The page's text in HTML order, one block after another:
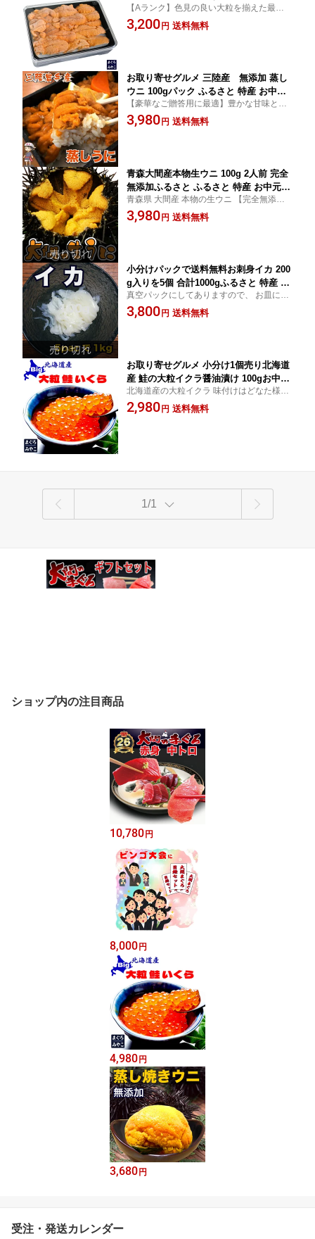
ト 内祝い お返し お祝い おもてなし 即
日発送 お取り寄せグルメ
【Aランク】色見の良い大粒を揃えた最上級
品です 【ミョウバンなし】お口にウニ本来
の甘味が広がります 【豪華な ウニの御重】
3,200 円 送料無料
お取り寄せグルメ 三陸産 無添加 蒸し
ウニ 100gパック ふるさと 特産 お中元
ギフト 内祝い お返し お祝い 即日発送
良い訳あり お土産 送料無料
【豪華なご贈答用に最適】豊かな甘味と旨
味の本場三陸産の蒸しウニ幻のあまちゃん
のウニ登場
3,980 円 送料無料
青森大間産本物生ウニ 100g 2人前 完全
無添加ふるさと ふるさと 特産 お中元
ギフト 御祝 内祝 お返し 誕生日 贈り物
即日発送 お取り寄せグルメ 本州送料無
青森県 大間産 本物の生ウニ 【完全無添
加】これが本当のウニの味 苦味の元（みょ
うばん）を使っていません 浜で食べるむき
3,980 円 送料無料
小分けパックで送料無料お刺身イカ 200
g入りを5個 合計1000gふるさと 特産 お
中元 ギフト 内祝い お返し お祝いお刺
身 即日発送 お取り寄せグルメ
真空パックにしてありますので、 お皿に盛
りつけるだけでおいしいくいただけます。
3,800 円 送料無料
お取り寄せグルメ 小分け1個売り北海道
産 鮭の大粒イクラ醤油漬け 100gお中元
ギフト 御祝 内祝 お返し 誕生日 贈り物
即日発送
北海道産の大粒イクラ 味付けはどなた様に
も合う王道の醤油風味 白米のお供にどうぞ
2,980 円 送料無料
1/1
ショップ内の注目商品
10,780 円
8,000 円
4,980 円
3,680 円
受注・発送カレンダー